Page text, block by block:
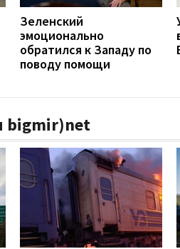
Зеленский
эмоционально
обратился к Западу по
поводу помощи
bigmir)net